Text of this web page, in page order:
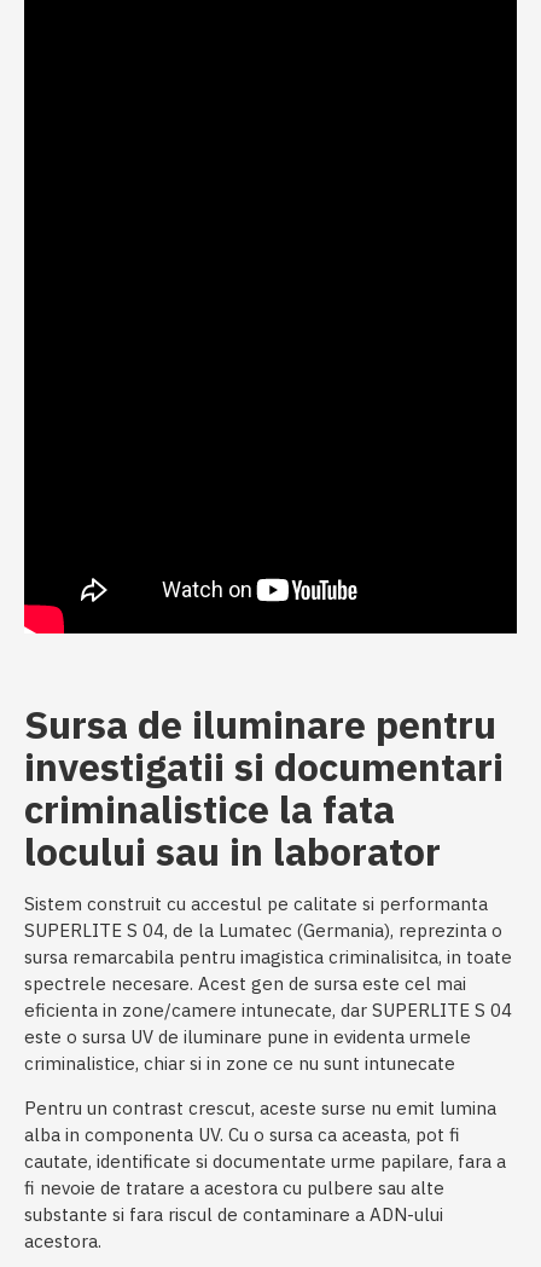
Sursa de iluminare pentru
investigatii si documentari
criminalistice la fata
locului sau in laborator
Sistem construit cu accestul pe calitate si performanta
SUPERLITE S 04, de la Lumatec (Germania), reprezinta o
sursa remarcabila pentru imagistica criminalisitca, in toate
spectrele necesare. Acest gen de sursa este cel mai
eficienta in zone/camere intunecate, dar SUPERLITE S 04
este o sursa UV de iluminare pune in evidenta urmele
criminalistice, chiar si in zone ce nu sunt intunecate
Pentru un contrast crescut, aceste surse nu emit lumina
alba in componenta UV. Cu o sursa ca aceasta, pot fi
cautate, identificate si documentate urme papilare, fara a
fi nevoie de tratare a acestora cu pulbere sau alte
substante si fara riscul de contaminare a ADN-ului
acestora.